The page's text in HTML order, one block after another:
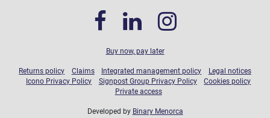
Buy now, pay later
Returns policy Claims Integrated management policy
Legal notices
Icono Privacy Policy
Signpost Group Privacy Policy
Cookies policy
Private access
Developed by Binary Menorca